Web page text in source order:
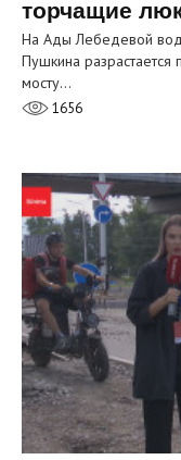
торчащие
На Ады Лебедевой
Пушкина разрастается
мосту…
1656